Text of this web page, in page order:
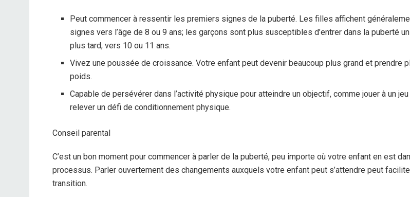
Peut commencer à ressentir les premiers signes de la puberté. Les filles affichent
signes vers l’âge de 8 ou 9 ans; les garçons sont plus susceptibles d’entrer dans la puberté
plus tard, vers 10 ou 11 ans.
Vivez une poussée de croissance. Votre enfant peut devenir beaucoup plus grand et prendre
poids.
Capable de persévérer dans l’activité physique pour atteindre un objectif, comme jouer à un jeu
relever un défi de conditionnement physique.
Conseil parental
C’est un bon moment pour commencer à parler de la puberté, peu importe où votre enfant en est
processus. Parler ouvertement des changements auxquels votre enfant peut s’attendre peut
transition.